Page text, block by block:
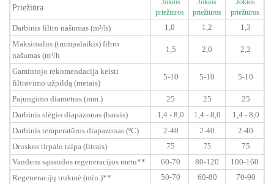
Priežiūra
priežiūros
priežiūros
priežiūros
Darbinis filtro našumas (m³/h) 1,0 1,2
1,3
Maksimalus (trumpalaikis) filtro
našumas (m³/h
1,5 2,0 2,2
Gamintojo rekomendacija keisti
filtravimo užpildą (metais)
5-10 5-10 5-10
Pajungimo diametras (mm.) 25 25
25
Darbinis slėgio diapazonas (barais)
1,4 - 8,0 1,4 - 8,0
1,4 - 8,0
Darbinis temperatūros diapazonas (ºC)
2-40 2-40
2-40
Druskos tirpalo talpa (litrais)
75 75
75
Vandens sąnaudos regeneracijos metu**
60-70 80-120
100-160
Regeneracijų trukmė (min.)**
50-70 60-80 70-90